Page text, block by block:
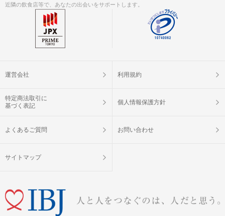
近隣の飲食店等で、あなたの出会いをサポートします。
運営会社 利用規約
特定商法取引に
基づく表記
個人情報保護方針
よくあるご質問 お問い合わせ
サイトマップ